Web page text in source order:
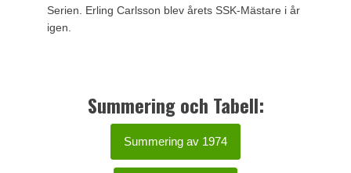
Serien. Erling Carlsson blev årets SSK-Mästare i år
igen.
Summering och Tabell:
Summering av 1974